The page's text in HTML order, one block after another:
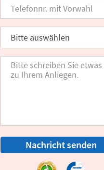
Nachricht senden